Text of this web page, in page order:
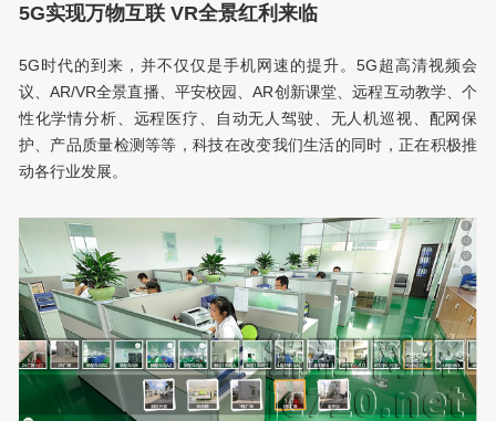
5G实现万物互联 VR全景红利来临
5G时代的到来，并不仅仅是手机网速的提升。5G超高清视频会
议、AR/VR全景直播、平安校园、AR创新课堂、远程互动教学、个
性化学情分析、远程医疗、自动无人驾驶、无人机巡视、配网保
护、产品质量检测等等，科技在改变我们生活的同时，正在积极推
动各行业发展。